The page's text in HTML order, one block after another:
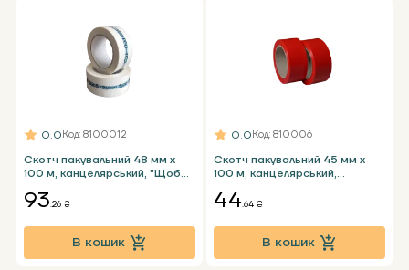
Скотч пакувальний 48 мм x
100 м, канцелярський, "Щоб
0.0Код: 8100012
93.26 ₴
В кошик
Скотч пакувальний 45 мм x
100 м, канцелярський,
0.0Код: 810006
44.64 ₴
В кошик